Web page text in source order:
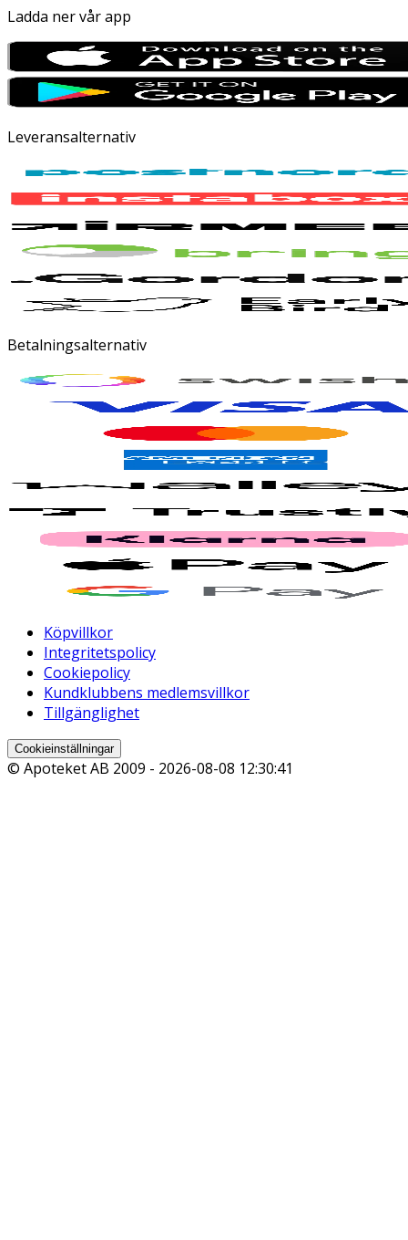
Ladda ner vår app
Leveransalternativ
Betalningsalternativ
Köpvillkor
Integritetspolicy
Cookiepolicy
Kundklubbens medlemsvillkor
Tillgänglighet
Cookieinställningar
© Apoteket AB 2009 - 2026-08-08 12:30:41